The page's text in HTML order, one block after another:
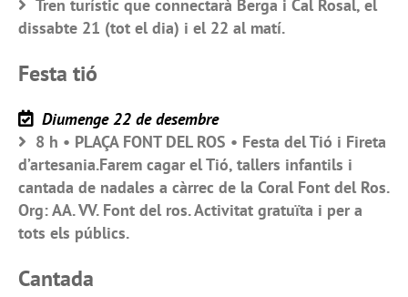
Tren turístic que connectarà Berga i Cal Rosal, el
dissabte 21 (tot el dia) i el 22 al matí.
Festa tió
Diumenge 22 de desembre
8 h • PLAÇA FONT DEL ROS • Festa del Tió i Fireta
d’artesania.Farem cagar el Tió, tallers infantils i
cantada de nadales a càrrec de la Coral Font del Ros.
Org: AA. VV. Font del ros. Activitat gratuïta i per a
tots els públics.
Cantada